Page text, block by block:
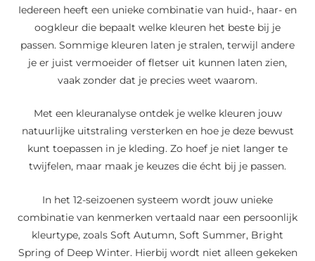
Iedereen heeft een unieke combinatie van huid-, haar- en
oogkleur die bepaalt welke kleuren het beste bij je
passen. Sommige kleuren laten je stralen, terwijl andere
je er juist vermoeider of fletser uit kunnen laten zien,
vaak zonder dat je precies weet waarom.
Met een kleuranalyse ontdek je welke kleuren jouw
natuurlijke uitstraling versterken en hoe je deze bewust
kunt toepassen in je kleding. Zo hoef je niet langer te
twijfelen, maar maak je keuzes die écht bij je passen.
In het 12-seizoenen systeem wordt jouw unieke
combinatie van kenmerken vertaald naar een persoonlijk
kleurtype, zoals Soft Autumn, Soft Summer, Bright
Spring of Deep Winter. Hierbij wordt niet alleen gekeken